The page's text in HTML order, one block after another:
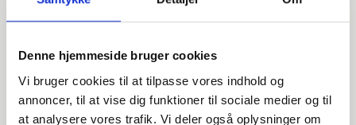
Denne hjemmeside bruger cookies
Vi bruger cookies til at tilpasse vores indhold og
annoncer, til at vise dig funktioner til sociale medier og til
at analysere vores trafik. Vi deler også oplysninger om
Stück verfügbar
000625076
DN65 76,1 Vorschweißflansch (S-2,9)